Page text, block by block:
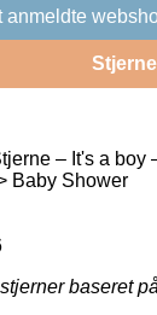
anmeldte
– It's a boy
Baby Shower
baseret på